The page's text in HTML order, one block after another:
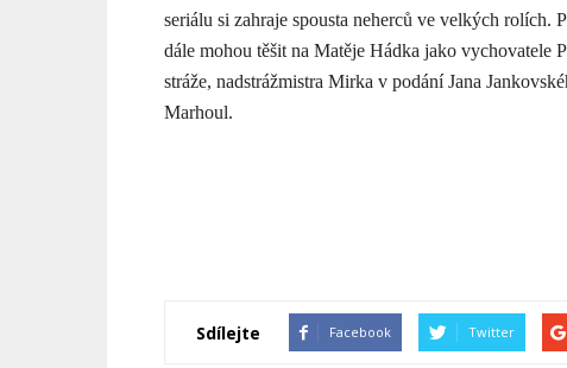
seriálu si zahraje spousta neherců ve velkých rolích.
dále mohou těšit na Matěje Hádka jako vychovatele
stráže, nadstrážmistra Mirka v podání Jana
Marhoul.
Sdílejte Facebook Twitter